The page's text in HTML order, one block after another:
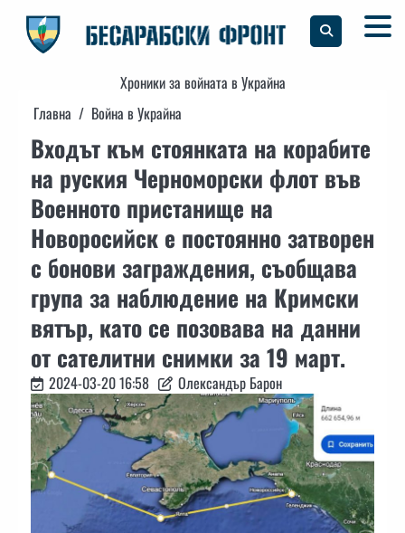
content
Хроники за войната в Украйна
Главна
Война в Украйна
Входът към стоянката на корабите
на руския Черноморски флот във
Военното пристанище на
Новоросийск е постоянно затворен
с бонови заграждения, съобщава
група за наблюдение на Кримски
вятър, като се позовава на данни
от сателитни снимки за 19 март.
2024-03-20 16:58 Олександър Барон